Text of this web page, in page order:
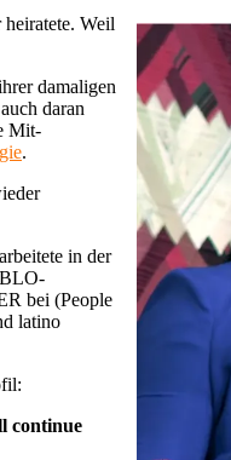
Weil
damaligen
daran
Mit-
.
in der
bei (People
latino
continue